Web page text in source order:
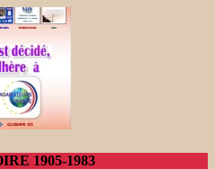
1905-1983